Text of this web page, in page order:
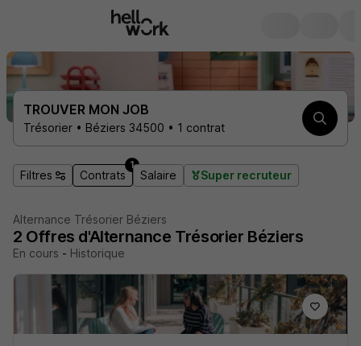
TROUVER MON JOB
Trésorier • Béziers 34500 • 1 contrat
Filtres Contrats
1
Salaire Super recruteur
Alternance Trésorier Béziers
2 Offres d'Alternance Trésorier Béziers
En cours - Historique